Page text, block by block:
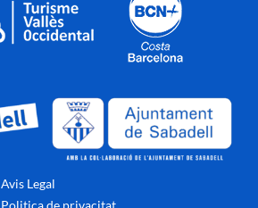
Avis Legal